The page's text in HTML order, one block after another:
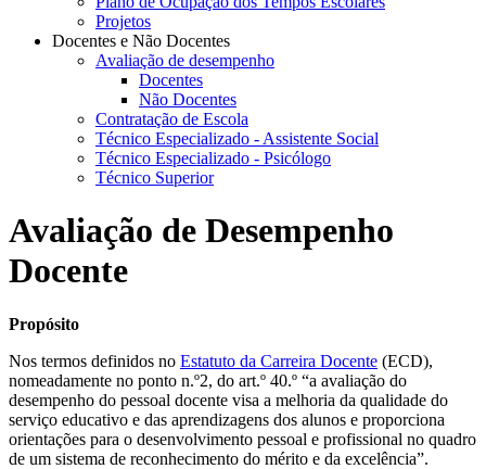
Projetos
Docentes e Não Docentes
Avaliação de desempenho
Docentes
Não Docentes
Contratação de Escola
Técnico Especializado - Assistente Social
Técnico Especializado - Psicólogo
Técnico Superior
Avaliação de Desempenho
Docente
Propósito
Nos termos definidos no Estatuto da Carreira Docente (ECD),
nomeadamente no ponto n.º2, do art.º 40.º “a avaliação do
desempenho do pessoal docente visa a melhoria da qualidade do
serviço educativo e das aprendizagens dos alunos e proporciona
orientações para o desenvolvimento pessoal e profissional no quadro
de um sistema de reconhecimento do mérito e da excelência”.